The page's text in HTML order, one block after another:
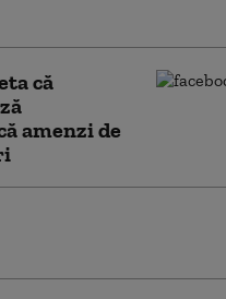
că
amenzi de